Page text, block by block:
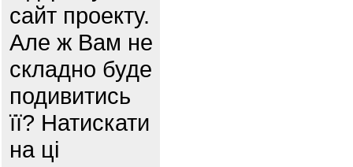
сайт проекту.
Але ж Вам не
складно буде
подивитись
її? Натискати
на ці